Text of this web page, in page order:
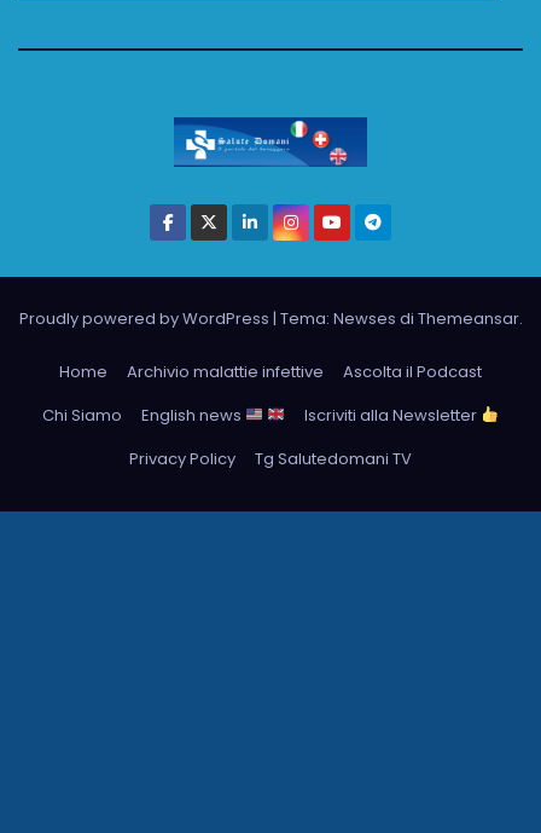
Proudly powered by WordPress | Tema: Newses di Themeansar.
Home Archivio malattie infettive
Ascolta il Podcast
Chi Siamo
English news
Iscriviti alla Newsletter
Privacy Policy
Tg Salutedomani TV